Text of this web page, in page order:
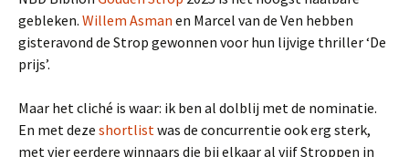
gebleken. Willem Asman en Marcel van de Ven hebben
gisteravond de Strop gewonnen voor hun lijvige thriller ‘De
prijs’.
Maar het cliché is waar: ik ben al dolblij met de nominatie.
En met deze shortlistwas de concurrentie ook erg sterk,
met vier eerdere winnaars die bij elkaar al vijf Stroppen in